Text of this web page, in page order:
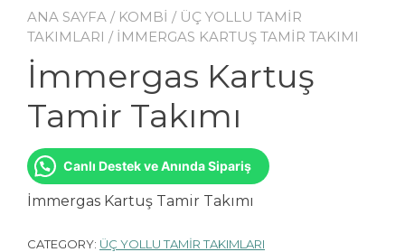
ANA SAYFA / KOMBİ / ÜÇ YOLLU TAMİR
TAKIMLARI / İMMERGAS KARTUŞ TAMIR TAKIMI
İmmergas Kartuş
Tamir Takımı
Canlı Destek ve Anında Sipariş
İmmergas Kartuş Tamir Takımı
CATEGORY: ÜÇ YOLLU TAMİR TAKIMLARI